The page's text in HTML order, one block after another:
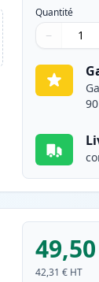
Quantité
Quantité
Utilisez les
−
Quantité
42,31 € HT